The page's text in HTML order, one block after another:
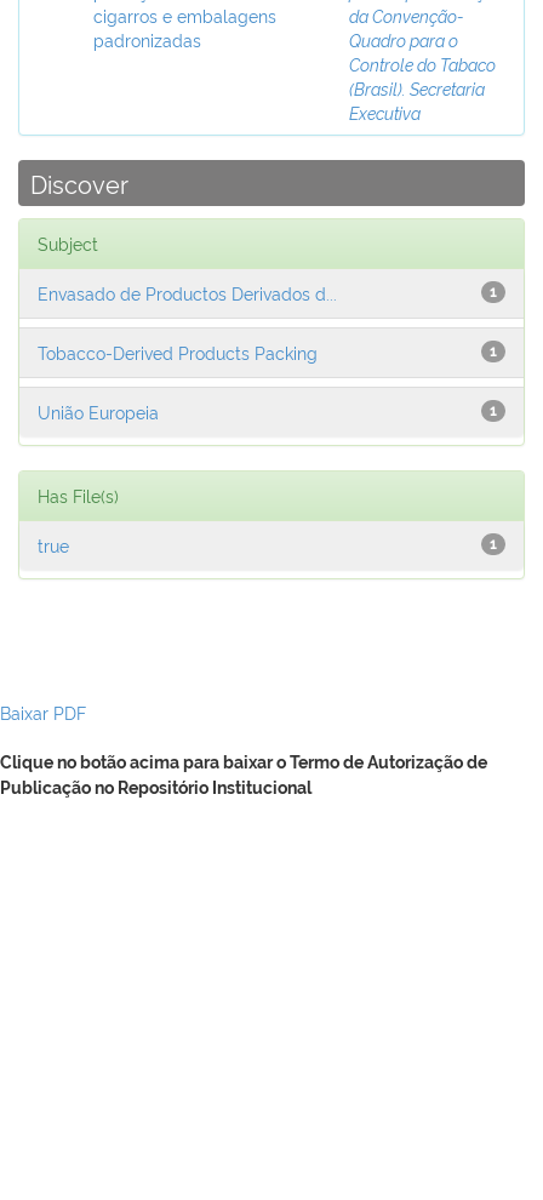
cigarros e embalagens
padronizadas
da Convenção-
Quadro para o
Controle do Tabaco
(Brasil). Secretaria
Executiva
Discover
Subject
1
Envasado de Productos Derivados d...
1
Tobacco-Derived Products Packing
1
União Europeia
Has File(s)
1
true
Baixar PDF
Clique no botão acima para baixar o Termo de Autorização de
Publicação no Repositório Institucional